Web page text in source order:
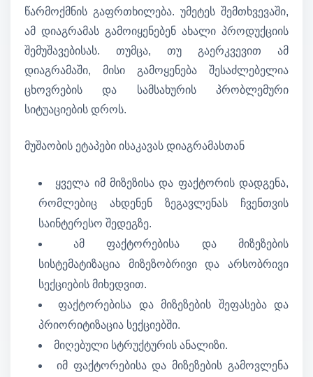
წარმოქმნის გაფრთხილება. უმეტეს შემთხვევაში,
ამ დიაგრამას გამოიყენებენ ახალი პროდუქციის
შემუშავებისას. თუმცა, თუ გაერკვევით ამ
დიაგრამაში, მისი გამოყენება შესაძლებელია
ცხოვრების და სამსახურის პრობლემური
სიტუაციების დროს.
მუშაობის ეტაპები ისაკავას დიაგრამასთან
ყველა იმ მიზეზისა და ფაქტორის დადგენა,
რომლებიც ახდენენ ზეგავლენას ჩვენთვის
საინტერესო შედეგზე.
ამ ფაქტორებისა და მიზეზების
სისტემატიზაცია მიზეზობრივი და არსობრივი
სექციების მიხედვით.
ფაქტორებისა და მიზეზების შეფასება და
პრიორიტიზაცია სექციებში.
მიღებული სტრუქტურის ანალიზი.
იმ ფაქტორებისა და მიზეზების გამოვლენა